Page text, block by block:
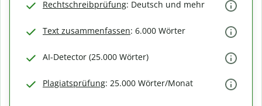
Rechtschreibprüfung: Deutsch und mehr
Text zusammenfassen: 6.000 Wörter
AI-Detector (25.000 Wörter)
Plagiatsprüfung: 25.000 Wörter/Monat